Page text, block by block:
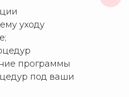
уходу
программы
под ваши